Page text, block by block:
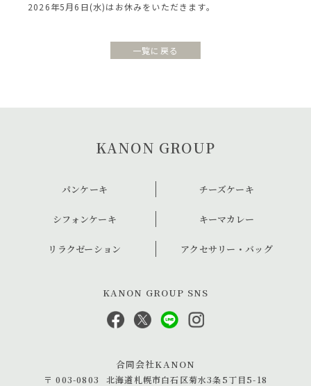
2026年5月6日(水)はお休みをいただきます。
一覧に戻る
KANON GROUP
パンケーキ チーズケーキ
シフォンケーキ キーマカレー
リラクゼーション アクセサリー・バッグ
KANON GROUP SNS
合同会社KANON
〒 003-0803 北海道札幌市白石区菊水3条5丁目5-18